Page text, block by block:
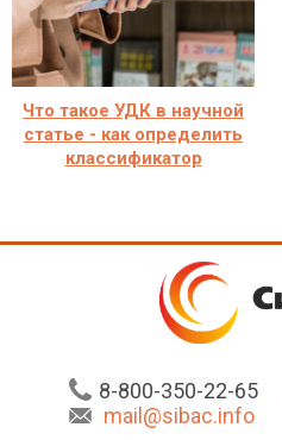
Что такое УДК в научной
статье - как определить
классификатор
8-800-350-22-65
mail@sibac.info